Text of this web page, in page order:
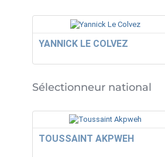
YANNICK LE COLVEZ
Sélectionneur national
TOUSSAINT AKPWEH